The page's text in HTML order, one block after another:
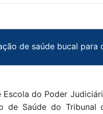
de saúde bucal
do Poder
de Saúde do Tribunal